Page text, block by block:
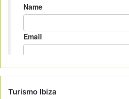
Turismo Ibiza